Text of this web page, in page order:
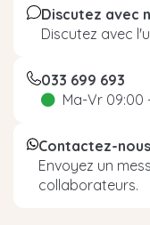
Discutez avec
Discutez avec
033 699 693
Ma-Vr 09:00
Contactez-
Envoyez un
collaborateurs.